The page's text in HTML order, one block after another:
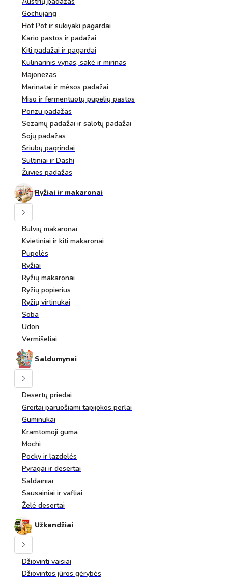
Gochujang
Hot Pot ir sukiyaki pagardai
Kario pastos ir padažai
Kiti padažai ir pagardai
Kulinarinis vynas, sakė ir mirinas
Majonezas
Marinatai ir mėsos padažai
Miso ir fermentuotų pupelių pastos
Ponzu padažas
Sezamų padažai ir salotų padažai
Sojų padažas
Sriubų pagrindai
Sultiniai ir Dashi
Žuvies padažas
Ryžiai ir makaronai
Bulvių makaronai
Kvietiniai ir kiti makaronai
Pupelės
Ryžiai
Ryžių makaronai
Ryžių popierius
Ryžių virtinukai
Soba
Udon
Vermišeliai
Saldumynai
Desertų priedai
Greitai paruošiami tapijokos perlai
Guminukai
Kramtomoji guma
Mochi
Pocky ir lazdelės
Pyragai ir desertai
Saldainiai
Sausainiai ir vafliai
Želė desertai
Užkandžiai
Džiovinti vaisiai
Džiovintos jūros gėrybės